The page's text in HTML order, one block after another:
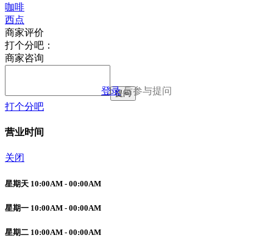
咖啡
西点
商家评价
打个分吧：
商家咨询
登录后参与提问
提问
打个分吧
营业时间
关闭
星期天 10:00AM - 00:00AM
星期一 10:00AM - 00:00AM
星期二 10:00AM - 00:00AM